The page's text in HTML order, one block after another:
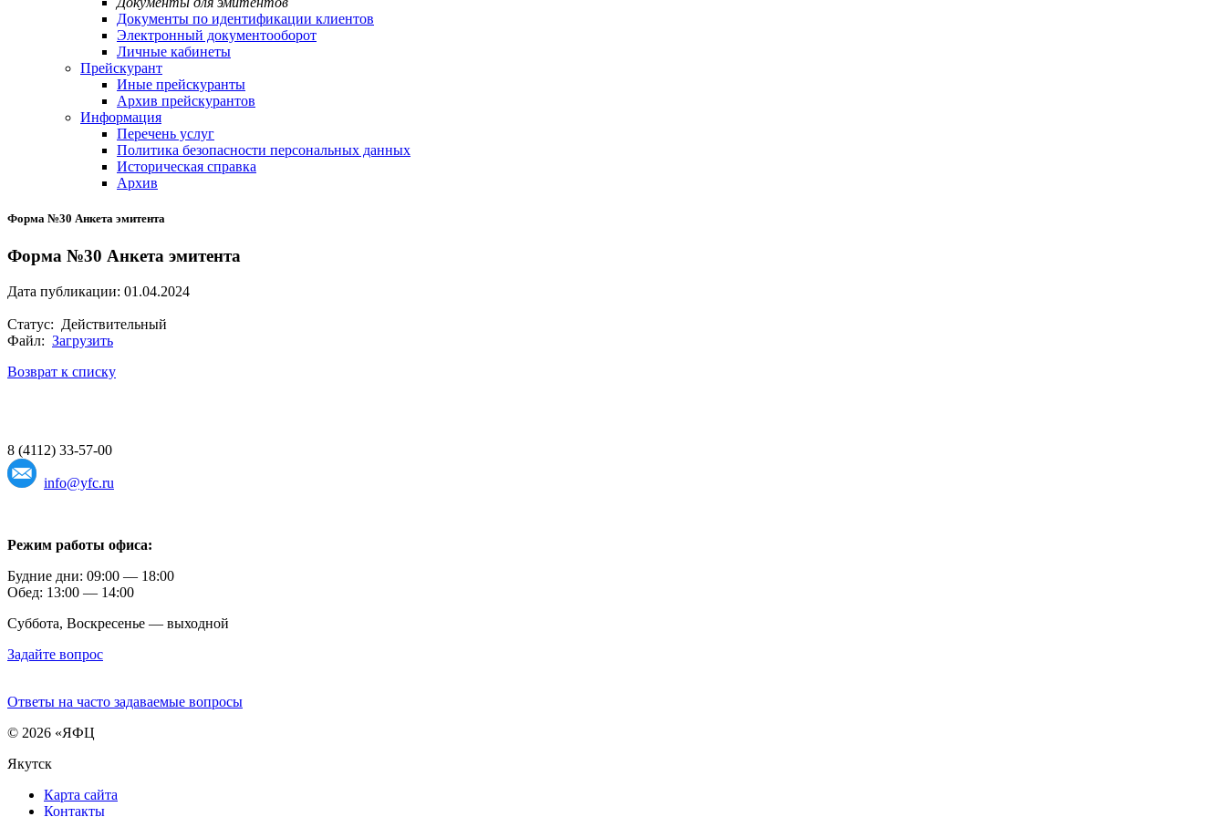
Документы по идентификации клиентов
Электронный документооборот
Личные кабинеты
Прейскурант
Иные прейскуранты
Архив прейскурантов
Информация
Перечень услуг
Политика безопасности персональных данных
Историческая справка
Архив
Форма №30 Анкета эмитента
Форма №30 Анкета эмитента
Дата публикации: 01.04.2024
Статус: Действительный
Файл: Загрузить
Возврат к списку
8 (4112) 33-57-00
info@yfc.ru
Режим работы офиса:
Будние дни: 09:00 — 18:00
Обед: 13:00 — 14:00
Суббота, Воскресенье — выходной
Задайте вопрос
Ответы на часто задаваемые вопросы
© 2026 «ЯФЦ
Якутск
Карта сайта
Контакты